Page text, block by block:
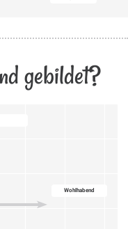
gebildet?
Wohlhabend